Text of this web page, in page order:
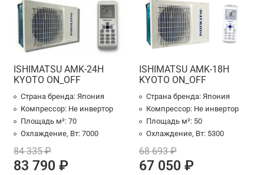
ISHIMATSU AMK-24H
KYOTO ON_OFF
Страна бренда: Япония
Компрессор: Не инвертор
Площадь м²: 70
Охлаждение, Вт: 7000
84 335 ₽
83 790 ₽
ISHIMATSU AMK-18H
KYOTO ON_OFF
Страна бренда: Япония
Компрессор: Не инвертор
Площадь м²: 50
Охлаждение, Вт: 5300
68 693 ₽
67 050 ₽